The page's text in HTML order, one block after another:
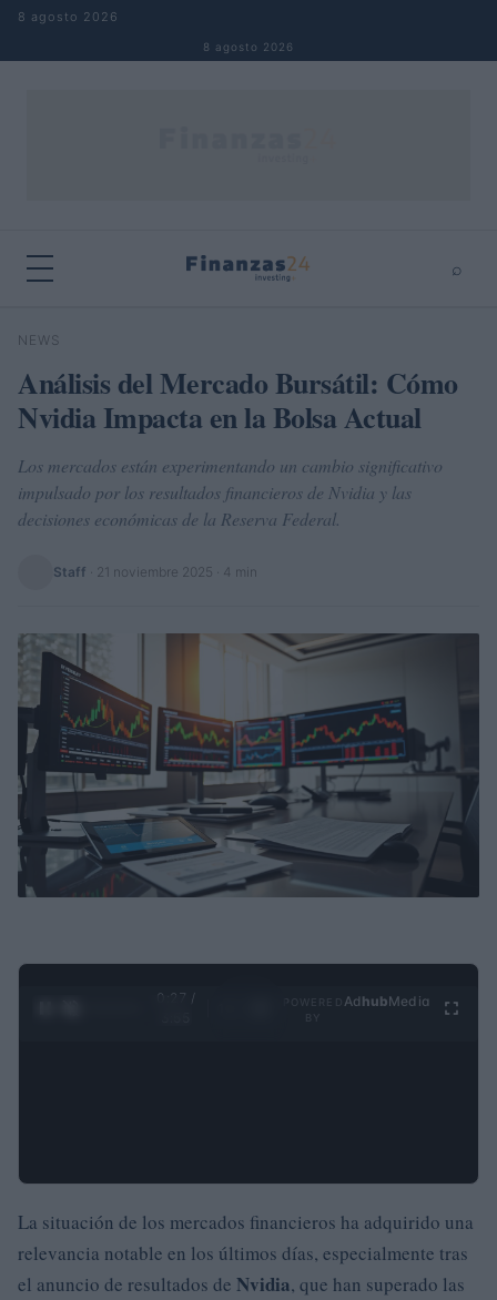
Saltar al contenido
8 agosto 2026
8 agosto 2026
⌕
Buscar
NEWS
Análisis del Mercado Bursátil: Cómo
Nvidia Impacta en la Bolsa Actual
Los mercados están experimentando un cambio significativo
impulsado por los resultados financieros de Nvidia y las
decisiones económicas de la Reserva Federal.
Staff 21 noviembre 2025 · 4 min
0:28 /
Ad hubMedia
La situación de los mercados financieros ha adquirido una
relevancia notable en los últimos días, especialmente tras
el anuncio de resultados de Nvidia, que han superado las